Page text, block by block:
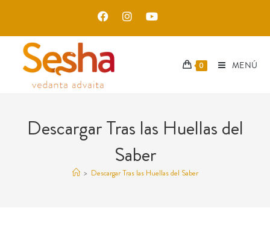
0 MENÚ
Descargar Tras las Huellas del
Saber
> Descargar Tras las Huellas del Saber